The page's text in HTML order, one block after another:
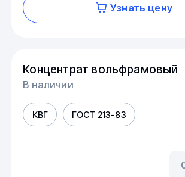
Узнать цену
Концентрат вольфрамовый
В наличии
КВГ ГОСТ 213-83